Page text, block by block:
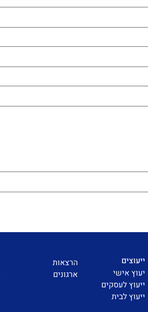
ייעוצים
יעוץ אישי
ייעוץ לעסקים
ייעוץ לבית
הרצאות
ארגונים